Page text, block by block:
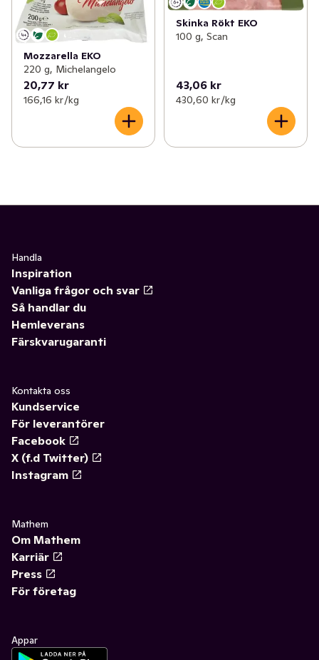
Mozzarella EKO
220 g, Michelangelo
20,77 kr
166,16 kr /kg
Skinka Rökt EKO
100 g, Scan
43,06 kr
430,60 kr /kg
Handla
Inspiration
Vanliga frågor och svar
Så handlar du
Hemleverans
Färskvarugaranti
Kontakta oss
Kundservice
För leverantörer
Facebook
X (f.d Twitter)
Instagram
Mathem
Om Mathem
Karriär
Press
För företag
Appar